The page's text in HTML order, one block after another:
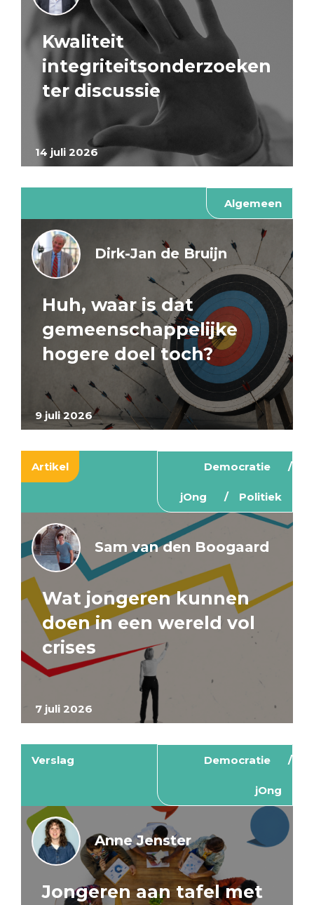
14 juli 2026
Kwaliteit
integriteitsonderzoeken
ter discussie
Algemeen
9 juli 2026
Dirk-Jan de Bruijn
Huh, waar is dat
gemeenschappelijke
hogere doel toch?
Artikel Democratie
jOng Politiek
7 juli 2026
Sam van den Boogaard
Wat jongeren kunnen
doen in een wereld vol
crises
Verslag Democratie
jOng
Anne Jenster
Jongeren aan tafel met